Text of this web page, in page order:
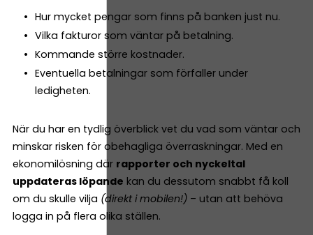
Hur mycket pengar som finns på banken just nu.
Vilka fakturor som väntar på betalning.
Kommande större kostnader.
Eventuella betalningar som förfaller under
ledigheten.
När du har en tydlig överblick vet du vad som väntar och
minskar risken för obehagliga överraskningar. Med en
ekonomilösning där rapporter och nyckeltal
uppdateras löpande kan du dessutom snabbt få koll
om du skulle vilja (direkt i mobilen!) – utan att behöva
logga in på flera olika ställen.